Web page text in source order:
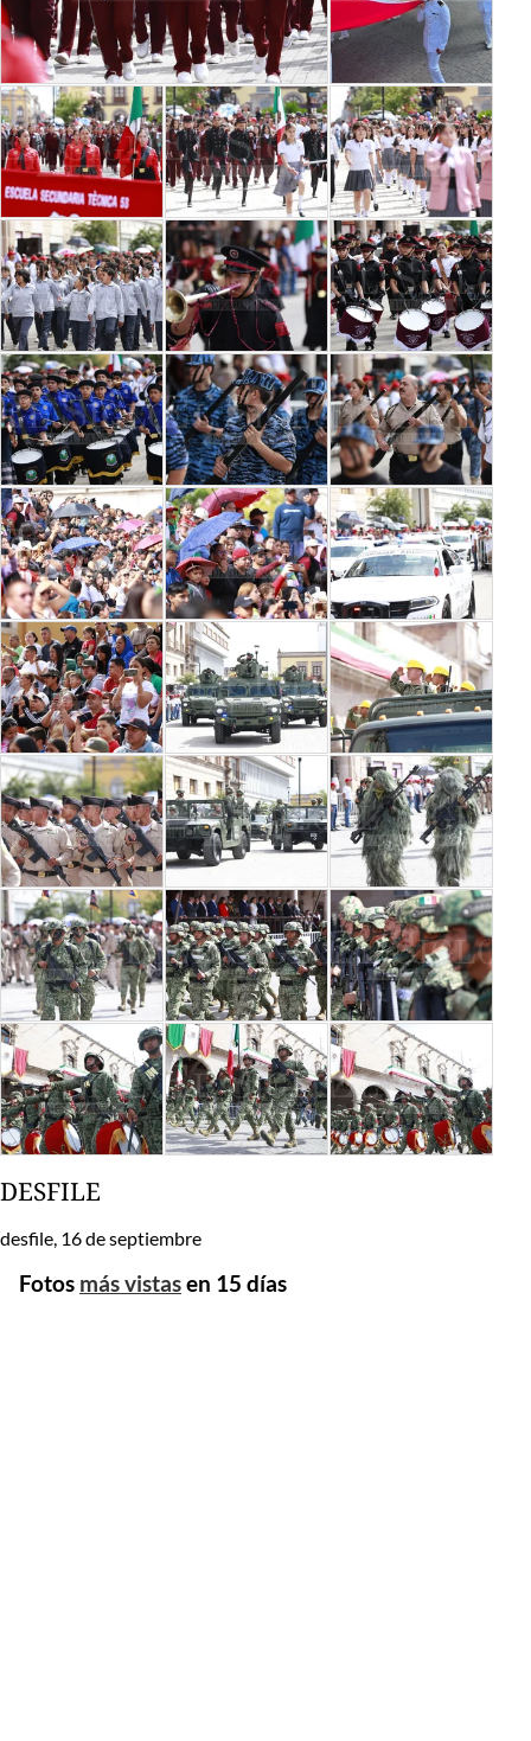
DESFILE
desfile, 16 de septiembre
Fotos más vistasen 15 días